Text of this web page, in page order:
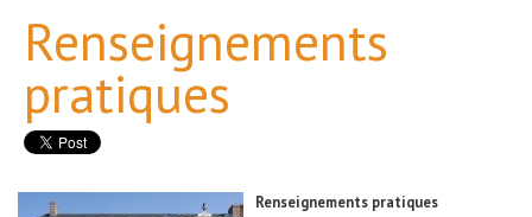
Renseignements
pratiques
Renseignements pratiques